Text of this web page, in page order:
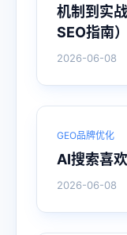
机制到实
SEO指南）
2026-06-08
GEO品牌优化
AI搜索喜
2026-06-08